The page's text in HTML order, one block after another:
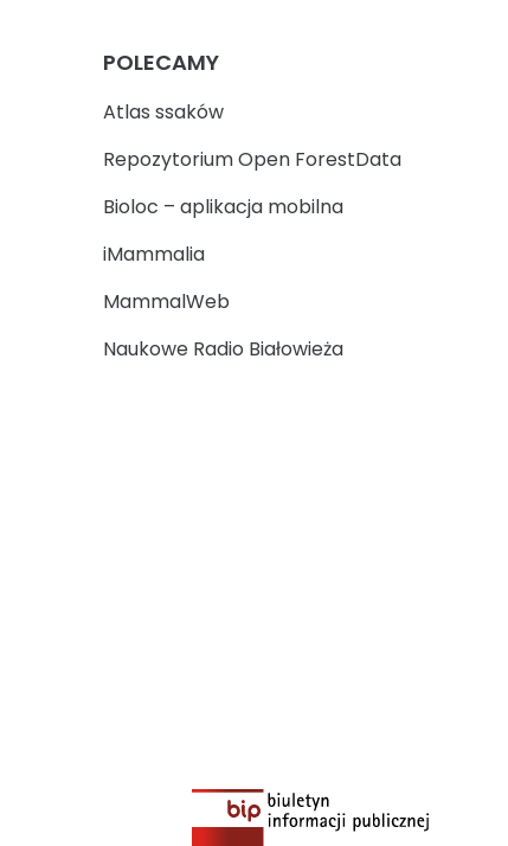
POLECAMY
Atlas ssaków
Repozytorium Open ForestData
Bioloc – aplikacja mobilna
iMammalia
MammalWeb
Naukowe Radio Białowieża